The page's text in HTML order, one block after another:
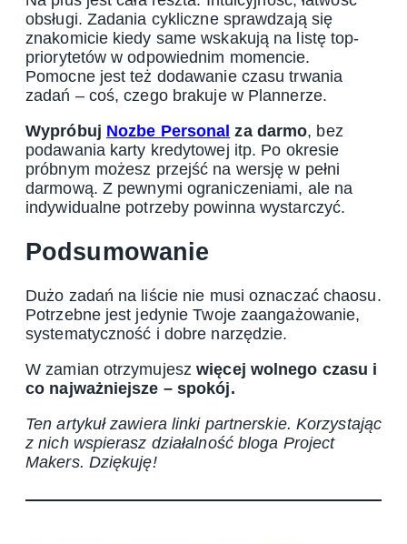
obsługi. Zadania cykliczne sprawdzają się
znakomicie kiedy same wskakują na listę top-
priorytetów w odpowiednim momencie.
Pomocne jest też dodawanie czasu trwania
zadań – coś, czego brakuje w Plannerze.
Wypróbuj Nozbe Personal za darmo, bez
podawania karty kredytowej itp. Po okresie
próbnym możesz przejść na wersję w pełni
darmową. Z pewnymi ograniczeniami, ale na
indywidualne potrzeby powinna wystarczyć.
Podsumowanie
Dużo zadań na liście nie musi oznaczać chaosu.
Potrzebne jest jedynie Twoje zaangażowanie,
systematyczność i dobre narzędzie.
W zamian otrzymujesz więcej wolnego czasu i
co najważniejsze – spokój.
Ten artykuł zawiera linki partnerskie. Korzystając
z nich wspierasz działalność bloga Project
Makers. Dziękuję!